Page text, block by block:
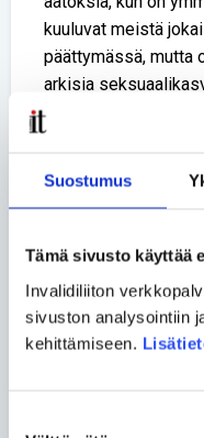
Suostumus
Tämä sivusto käyttää
Invalidiliiton
sivuston analysointiin
kehittämiseen.
kuuluvat meistä
päättymässä, mutta
arkisia
läheisillemme
toiveistaan ja
Kirjoittaja on Aspa-
säätiö vuokraa
tukea tarvitseville.
asiakkaiden